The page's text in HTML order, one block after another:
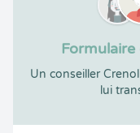
Un conseiller
lui